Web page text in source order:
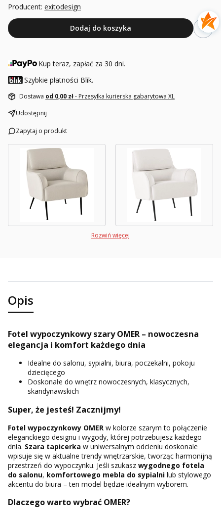
Producent: exitodesign
Dodaj do koszyka
Kup teraz, zapłać za 30 dni.
Szybkie płatności Blik.
Dostawa od 0,00 zł- Przesyłka kurierska gabarytowa XL
Udostępnij
Zapytaj o produkt
Rozwiń więcej
Opis
Fotel wypoczynkowy szary OMER – nowoczesna
elegancja i komfort każdego dnia
Idealne do salonu, sypialni, biura, poczekalni, pokoju
dziecięcego
Doskonałe do wnętrz nowoczesnych, klasycznych,
skandynawskich
Super, że jesteś! Zacznijmy!
Fotel wypoczynkowy OMER w kolorze szarym to połączenie
eleganckiego designu i wygody, której potrzebujesz każdego
dnia. Szara tapicerka w uniwersalnym odcieniu doskonale
wpisuje się w aktualne trendy wnętrzarskie, tworząc harmonijną
przestrzeń do wypoczynku. Jeśli szukasz wygodnego fotela
do salonu, komfortowego mebla do sypialni lub stylowego
akcentu do biura – ten model będzie idealnym wyborem.
Dlaczego warto wybrać OMER?